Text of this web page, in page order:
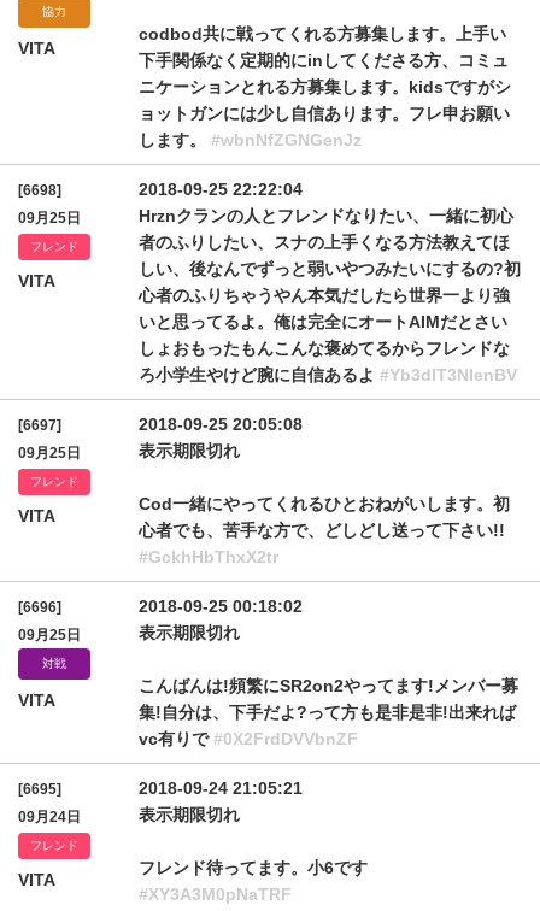
協力
VITA
codbod共に戦ってくれる方募集します。上手い
下手関係なく定期的にinしてくださる方、コミュ
ニケーションとれる方募集します。kidsですがシ
ョットガンには少し自信あります。フレ申お願い
します。 #wbnNfZGNGenJz
[6698]
09月25日
フレンド
VITA
2018-09-25 22:22:04
Hrznクランの人とフレンドなりたい、一緒に初心
者のふりしたい、スナの上手くなる方法教えてほ
しい、後なんでずっと弱いやつみたいにするの?初
心者のふりちゃうやん本気だしたら世界一より強
いと思ってるよ。俺は完全にオートAIMだとさい
しょおもったもんこんな褒めてるからフレンドな
ろ小学生やけど腕に自信あるよ #Yb3dlT3NIenBV
[6697]
09月25日
フレンド
VITA
2018-09-25 20:05:08
表示期限切れ
Cod一緒にやってくれるひとおねがいします。初
心者でも、苦手な方で、どしどし送って下さい!!
#GckhHbThxX2tr
[6696]
09月25日
対戦
VITA
2018-09-25 00:18:02
表示期限切れ
こんばんは!頻繁にSR2on2やってます!メンバー募
集!自分は、下手だよ?って方も是非是非!出来れば
vc有りで#0X2FrdDVVbnZF
[6695]
09月24日
フレンド
VITA
2018-09-24 21:05:21
表示期限切れ
フレンド待ってます。小6です
#XY3A3M0pNaTRF